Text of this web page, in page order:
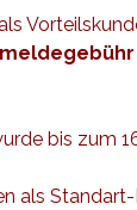
bis zum
als